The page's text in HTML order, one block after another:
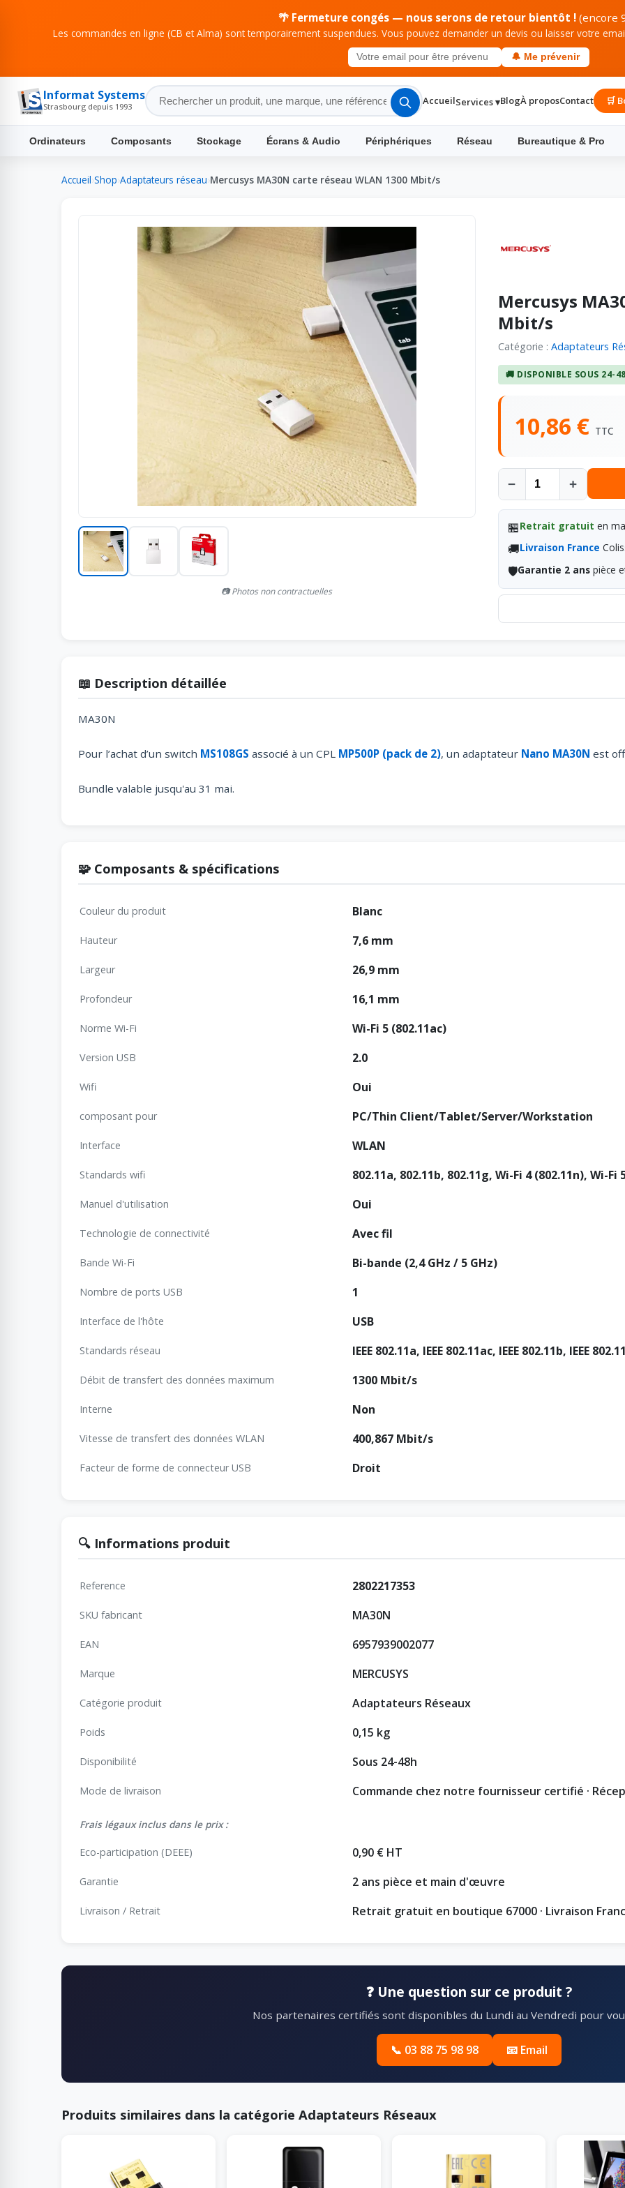
🌴 Fermeture congés — nous serons de retour bientôt ! (encore
Les commandes en ligne (CB et Alma) sont temporairement suspendues. Vous pouvez demander un devis ou laisser votre
🔔 Me prévenir
Informat Systems
Strasbourg depuis 1993 AccueilServices ▾BlogÀ proposContact 🛒
Ordinateurs Composants Stockage Écrans & Audio Périphériques Réseau Bureautique & Pro
Accueil Shop Adaptateurs réseau Mercusys MA30N carte réseau WLAN 1300 Mbit/s
📷 Photos non contractuelles
Mercusys
Mbit/s
Catégorie : Adaptateurs
🚚 DISPONIBLE SOUS 24-
10,86 € TTC
− +
🏪Retrait gratuit en
🚚Livraison France
🛡️Garantie 2 ans pièce
📖 Description détaillée
MA30N
Pour l’achat d’un switch MS108GS associé à un CPL MP500P (pack de 2), un adaptateur Nano MA30N est
Bundle valable jusqu'au 31 mai.
🧩 Composants & spécifications
Couleur du produit Blanc
Hauteur 7,6 mm
Largeur 26,9 mm
Profondeur 16,1 mm
Norme Wi-Fi Wi-Fi 5 (802.11ac)
Version USB 2.0
Wifi Oui
composant pour PC/Thin Client/Tablet/Server/Workstation
Interface WLAN
Standards wifi 802.11a, 802.11b, 802.11g, Wi-Fi 4 (802.11n), Wi-Fi
Manuel d'utilisation Oui
Technologie de connectivité Avec fil
Bande Wi-Fi Bi-bande (2,4 GHz / 5 GHz)
Nombre de ports USB 1
Interface de l'hôte USB
Standards réseau IEEE 802.11a, IEEE 802.11ac, IEEE 802.11b, IEEE
Débit de transfert des données maximum 1300 Mbit/s
Interne Non
Vitesse de transfert des données WLAN 400,867 Mbit/s
Facteur de forme de connecteur USB Droit
🔍 Informations produit
Reference 2802217353
SKU fabricant MA30N
EAN 6957939002077
Marque MERCUSYS
Catégorie produit Adaptateurs Réseaux
Poids 0,15 kg
Disponibilité Sous 24-48h
Mode de livraison Commande chez notre fournisseur certifié ·
Frais légaux inclus dans le prix :
Eco-participation (DEEE) 0,90 € HT
Garantie 2 ans pièce et main d'œuvre
Livraison / Retrait Retrait gratuit en boutique 67000 · Livraison
❓ Une question sur ce produit ?
Nos partenaires certifiés sont disponibles du Lundi au Vendredi pour
📞 03 88 75 98 98 📧 Email
Produits similaires dans la catégorie Adaptateurs Réseaux